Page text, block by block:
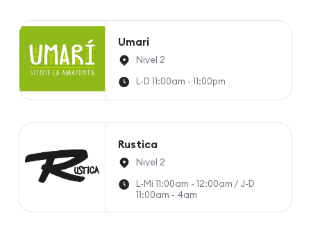
Umari
Nivel 2
L-D 11:00am - 11:00pm
Rustica
Nivel 2
L-Mi 11:00am - 12:00am / J-D
11:00am - 4am